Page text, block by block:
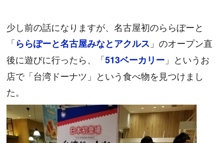
少し前の話になりますが、名古屋初のららぽーと
「ららぽーと名古屋みなとアクルス 」のオープン直
後に遊びに行ったら、「513ベーカリー 」というお
店で「台湾ドーナツ」という食べ物を見つけまし
た。